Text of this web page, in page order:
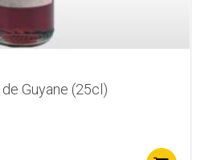
Guyane (25cl)